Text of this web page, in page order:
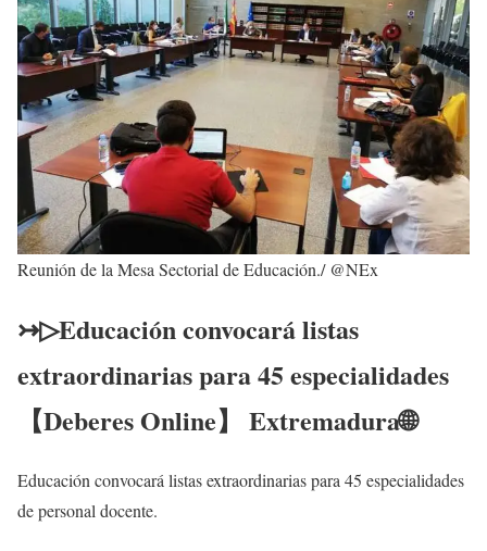
Reunión de la Mesa Sectorial de Educación./ @NEx
↣▷Educación convocará listas
extraordinarias para 45 especialidades
【Deberes Online】 Extremadura🌐
Educación convocará listas extraordinarias para 45 especialidades
de personal docente.